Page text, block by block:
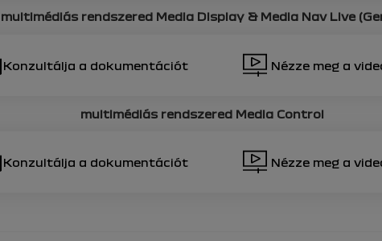
multimédiás rendszered Media Display & Media Nav Live
Konzultálja a dokumentációt Nézze meg a
multimédiás rendszered Media Control
Konzultálja a dokumentációt Nézze meg a